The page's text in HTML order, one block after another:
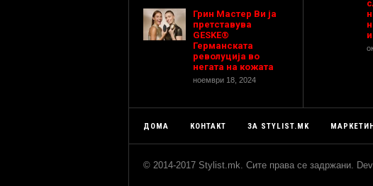
Грин Мастер Ви ја
претставува
GESKE®
Германската
револуција во
негата на кожата
ноември 18, 2024
ДОМА КОНТАКТ ЗА STYLIST.MK
© 2014-2017 Stylist.mk. Сите права се задржани.